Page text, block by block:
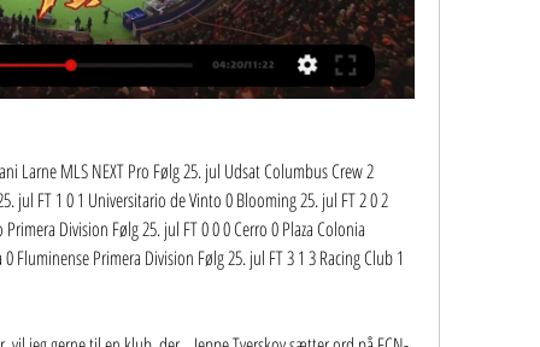
Larne MLS NEXT Pro Følg 25. jul Udsat Columbus Crew 2
jul FT 1 0 1 Universitario de Vinto 0 Blooming 25. jul FT 2 0 2
Division Følg 25. jul FT 0 0 0 Cerro 0 Plaza Colonia
Fluminense Primera Division Følg 25. jul FT 3 1 3 Racing Club 1